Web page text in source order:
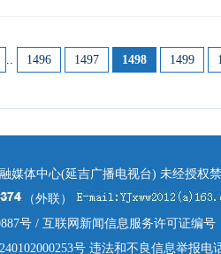
.. 1496 1497 1498 1499
媒体中心(延吉广播电视台) 未经授权
（外联）
号/ 互联网新闻信息服务许可证编号
号 违法和不良信息举报电